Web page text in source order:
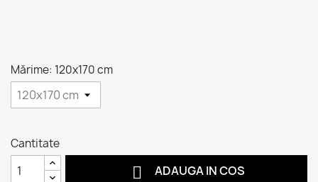
Mărime: 120x170 cm
Cantitate
 ADAUGA IN COS